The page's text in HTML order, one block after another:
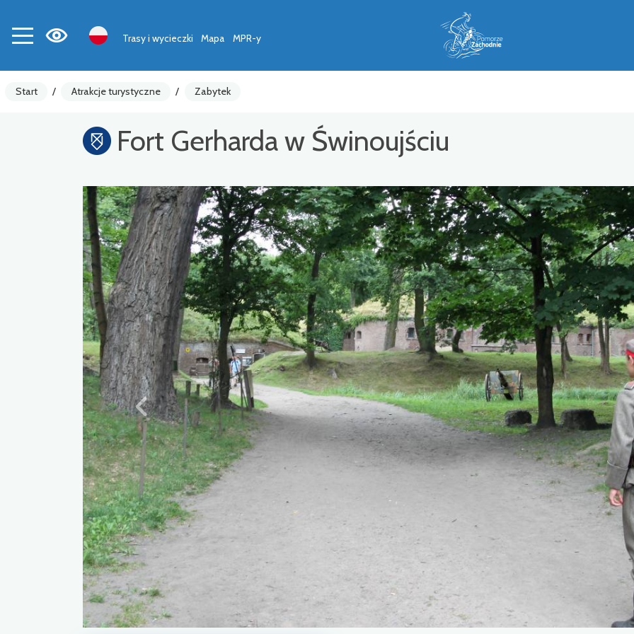
Trasy i wycieczki Mapa MPR-y
Start / Atrakcje turystyczne / Zabytek
Fort Gerharda w Świnoujściu